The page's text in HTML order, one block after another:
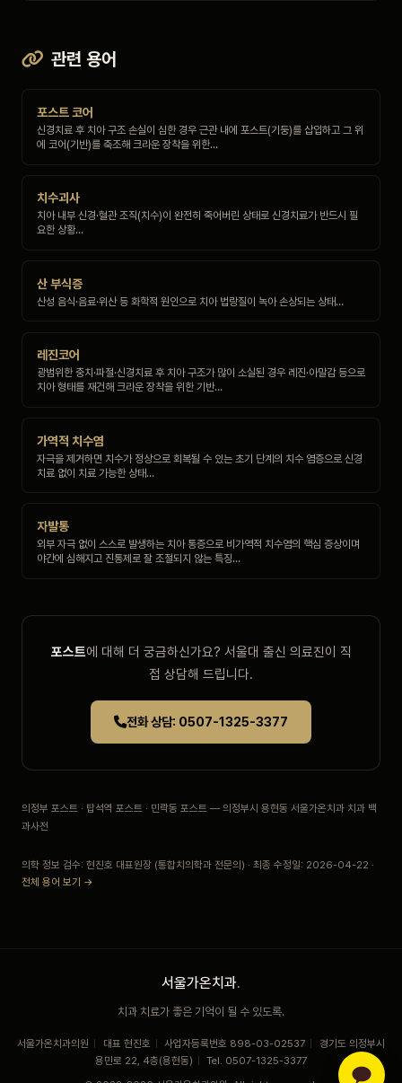
관련 용어
포스트 코어
신경치료 후 치아 구조 손실이 심한 경우 근관 내에 포스트(기둥)를 삽입하고 그 위
에 코어(기반)를 축조해 크라운 장착을 위한…
치수괴사
치아 내부 신경·혈관 조직(치수)이 완전히 죽어버린 상태로 신경치료가 반드시 필
요한 상황…
산 부식증
산성 음식·음료·위산 등 화학적 원인으로 치아 법랑질이 녹아 손상되는 상태…
레진코어
광범위한 충치·파절·신경치료 후 치아 구조가 많이 소실된 경우 레진·아말감 등으로
치아 형태를 재건해 크라운 장착을 위한 기반…
가역적 치수염
자극을 제거하면 치수가 정상으로 회복될 수 있는 초기 단계의 치수 염증으로 신경
치료 없이 치료 가능한 상태…
자발통
외부 자극 없이 스스로 발생하는 치아 통증으로 비가역적 치수염의 핵심 증상이며
야간에 심해지고 진통제로 잘 조절되지 않는 특징…
포스트에 대해 더 궁금하신가요? 서울대 출신 의료진이 직
접 상담해 드립니다.
전화 상담: 0507-1325-3377
의정부 포스트 · 탑석역 포스트 · 민락동 포스트 — 의정부시 용현동 서울가온치과 치과 백
과사전
의학 정보 검수: 현진호 대표원장 (통합치의학과 전문의) · 최종 수정일: 2026-04-22 ·
전체 용어 보기 →
서울가온치과.
치과 치료가 좋은 기억이 될 수 있도록.
서울가온치과의원 대표 현진호 사업자등록번호 898-03-02537
경기도 의정부시
용민로 22, 4층(용현동)
Tel. 0507-1325-3377